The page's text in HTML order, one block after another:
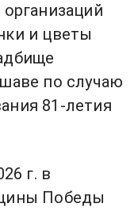
и цветы
по случаю
81-летия
г. в
Победы